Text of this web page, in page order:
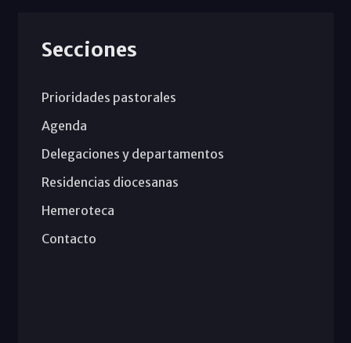
Secciones
Prioridades pastorales
Agenda
Delegaciones y departamentos
Residencias diocesanas
Hemeroteca
Contacto